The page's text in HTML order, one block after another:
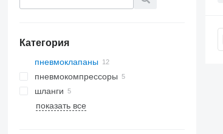
Категория
пневмоклапаны
пневмокомпрессоры
шланги
показать все